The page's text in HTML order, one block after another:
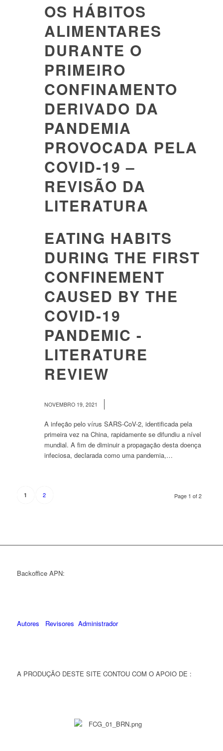
OS HÁBITOS
ALIMENTARES
DURANTE O
PRIMEIRO
CONFINAMENTO
DERIVADO DA
PANDEMIA
PROVOCADA PELA
COVID-19 –
REVISÃO DA
LITERATURA
EATING HABITS
DURING THE FIRST
CONFINEMENT
CAUSED BY THE
COVID-19
PANDEMIC -
LITERATURE
REVIEW
NOVEMBRO 19, 2021
A infeção pelo vírus SARS-CoV-2, identificada pela
primeira vez na China, rapidamente se difundiu a nível
mundial. A fim de diminuir a propagação desta doença
infeciosa, declarada como uma pandemia,…
Page 1 of 2
1 2
Backoffice APN:
Autores Revisores Administrador
A PRODUÇÃO DESTE SITE CONTOU COM O APOIO DE :